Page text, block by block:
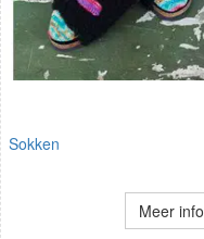
Sokken
Meer info